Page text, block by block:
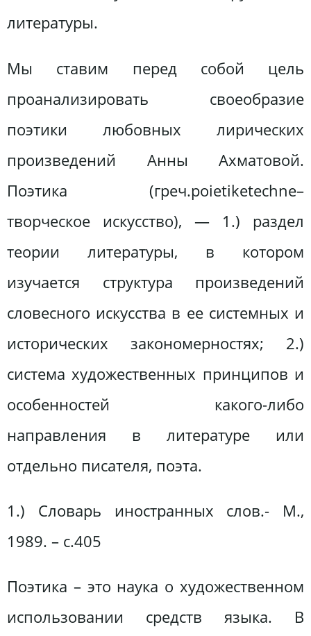
литературы.
Мы ставим перед собой цель
проанализировать своеобразие
поэтики любовных лирических
произведений Анны Ахматовой.
Поэтика (греч.poietiketechne–
творческое искусство), — 1.) раздел
теории литературы, в котором
изучается структура произведений
словесного искусства в ее системных и
исторических закономерностях; 2.)
система художественных принципов и
особенностей какого-либо
направления в литературе или
отдельно писателя, поэта.
1.) Словарь иностранных слов.- М.,
1989. – с.405
Поэтика – это наука о художественном
использовании средств языка. В